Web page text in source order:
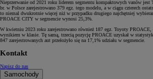
Nieprzerwanie od 2021 roku liderem segmentu kompaktowych vanów
br. w Polsce zarejestrowano 379 egz. tego modelu, a w ciągu czterech
to niemal dwukrotnie więcej niż w przypadku drugiego najchętniej
PROACE CITY w segmencie wynosi 25,3%.
W kwietniu 2023 roku zarejestrowano również 187 egz. Toyoty PROACE,
wynikiem w klasie. Tę samą, trzecią pozycję PROACE uzyskał w
847 zarejestrowanych aut przełożyło się na 17,1% udziału w segmencie.
Kontakt
Napisz do nas
Samochody